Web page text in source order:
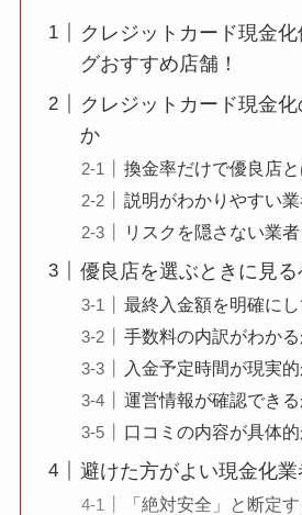
クレジットカード現金
グおすすめ店舗！
クレジットカード現金
か
換金率だけで優良店
説明がわかりやすい
リスクを隠さない業
優良店を選ぶときに見る
最終入金額を明確に
手数料の内訳がわか
入金予定時間が現実
運営情報が確認でき
口コミの内容が具体
避けた方がよい現金化
「絶対安全」と断定